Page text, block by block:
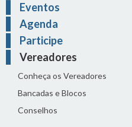
Eventos
Agenda
Participe
Vereadores
Conheça os Vereadores
Bancadas e Blocos
Conselhos